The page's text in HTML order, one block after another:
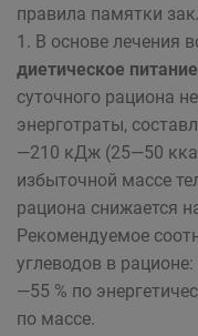
правила памятки
1. В основе лечения
диетическое
суточного рациона
энерготраты,
—210 кДж (25—50
избыточной массе
рациона снижается
Рекомендуемое
углеводов в
—55 % по
по массе.